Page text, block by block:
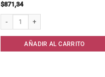
$871,34
Pinza 566 Depilar 9 cms Blister cantidad
AÑADIR AL CARRITO